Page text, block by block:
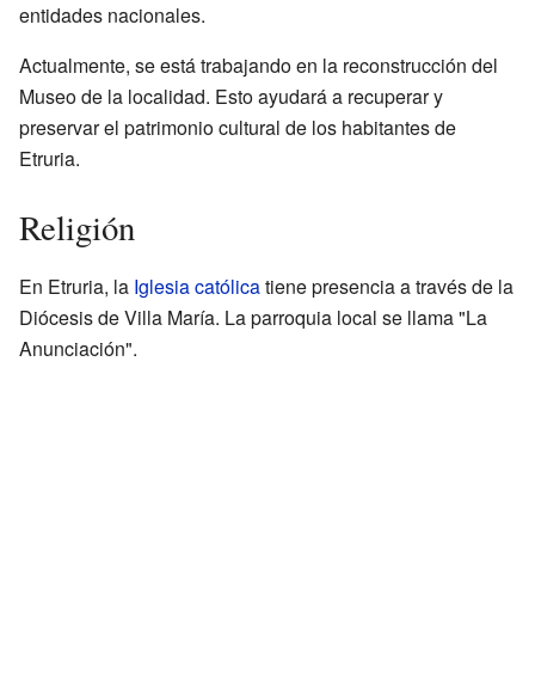
entidades nacionales.
Actualmente, se está trabajando en la reconstrucción del
Museo de la localidad. Esto ayudará a recuperar y
preservar el patrimonio cultural de los habitantes de
Etruria.
Religión
En Etruria, la Iglesia católicatiene presencia a través de la
Diócesis de Villa María. La parroquia local se llama "La
Anunciación".